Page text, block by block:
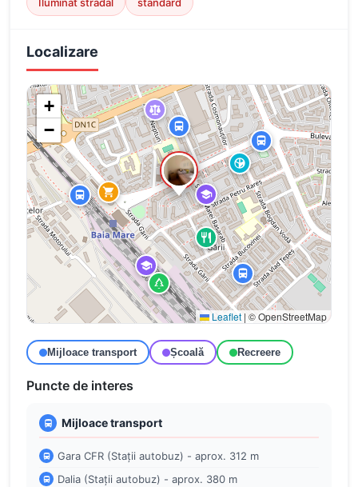
Localizare
+
−
Leaflet | © OpenStreetMap
Mijloace transport Școală Recreere
Puncte de interes
Mijloace transport
Gara CFR (Stații autobuz) - aprox. 312 m
Dalia (Stații autobuz) - aprox. 380 m